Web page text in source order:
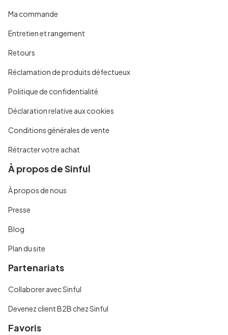
Ma commande
Entretien et rangement
Retours
Réclamation de produits défectueux
Politique de confidentialité
Déclaration relative aux cookies
Conditions générales de vente
Rétracter votre achat
À propos de Sinful
À propos de nous
Presse
Blog
Plan du site
Partenariats
Collaborer avec Sinful
Devenez client B2B chez Sinful
Favoris